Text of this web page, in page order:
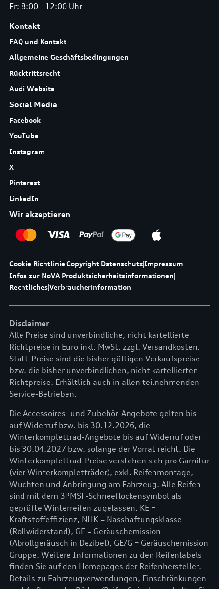
Fr: 8:00 - 12:00 Uhr
Kontakt
FAQ und Kontakt
Allgemeine Geschäftsbedingungen
Rücktrittsrecht
Audi Website
Social Media
Facebook
YouTube
Instagram
X
Pinterest
LinkedIn
Wir akzeptieren
Cookie Richtlinie|Copyright|Datenschutz|Impressum|
Infos zur NoVA|Produktsicherheitsinformationen|
Rechtliches|Verbraucherinformation
Disclaimer
Alle Preise sind unverbindliche, nicht kartellierte
Richtpreise in Euro inkl. MwSt. zzgl. Versandkosten.
Statt-Preise sind die bisher gültigen Verkaufspreise
bzw. die bisher unverbindlichen, nicht kartellierten
Richtpreise. Erhältlich auch in allen teilnehmenden
Service-Betrieben.
Die Accessoires- und Zubehör-Angebote gelten bis
auf Widerruf bzw. bis 30.12.2026, die
Winterkomplettrad-Angebote bis auf Widerruf oder
bis 30.04.2027 bzw. solange der Vorrat reicht. Die
Winterkomplettrad-Preise verstehen sich pro Garnitur
(vier Winterkompletträder), exkl. Reifenmontage,
Wuchten und Anbringung am Fahrzeug. Alle Reifen
sind mit dem 3PMSF-Schneeflockensymbol als
geprüfte Winterreifen zugelassen. KE =
Kraftstoffeffizienz, NHK = Nasshaftungsklasse
(Rollwiderstand), GE = Geräuschemission
(Abrollgeräusch in Dezibel), GE/G = Geräuschemission
Gruppe. Weitere Informationen zu den Reifenlabels
finden Sie auf den Homepages der Reifenhersteller.
Details zu Fahrzeugverwendungen, Einschränkungen